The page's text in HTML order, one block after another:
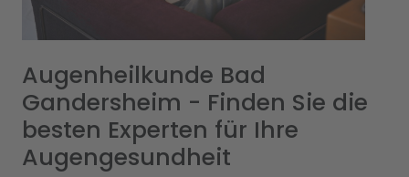
Augenheilkunde Bad
Gandersheim - Finden Sie die
besten Experten für Ihre
Augengesundheit